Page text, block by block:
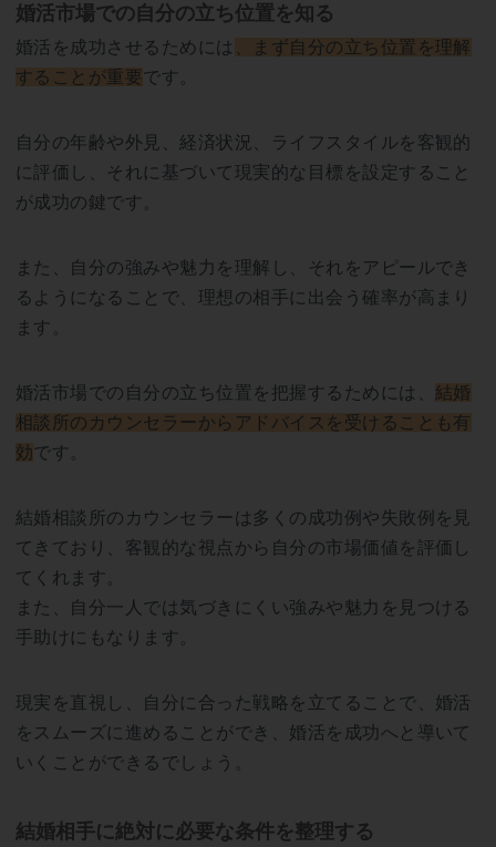
婚活市場での自分の立ち位置を知る
婚活を成功させるためには
、まず自分の立ち位置を理解
することが重要 です。
自分の年齢や外見、経済状況、ライフスタイルを客観的
に評価し、それに基づいて現実的な目標を設定すること
が成功の鍵です。
また、自分の強みや魅力を理解し、それをアピールでき
るようになることで、理想の相手に出会う確率が高まり
ます。
婚活市場での自分の立ち位置を把握するためには、 結婚
相談所のカウンセラーからアドバイスを受けることも有
効です。
結婚相談所のカウンセラーは多くの成功例や失敗例を見
てきており、客観的な視点から自分の市場価値を評価し
てくれます。
また、自分一人では気づきにくい強みや魅力を見つける
手助けにもなります。
現実を直視し、自分に合った戦略を立てることで、婚活
をスムーズに進めることができ、婚活を成功へと導いて
いくことができるでしょう。
結婚相手に絶対に必要な条件を整理する